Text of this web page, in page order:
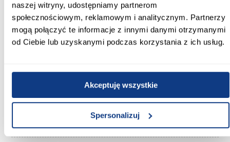
naszej witryny, udostępniamy partnerom
społecznościowym, reklamowym i analitycznym. Partnerzy
mogą połączyć te informacje z innymi danymi otrzymanymi
od Ciebie lub uzyskanymi podczas korzystania z ich usług.
Akceptuję wszystkie
Spersonalizuj
Kolor korpusu:
biały
Wybarwienie: